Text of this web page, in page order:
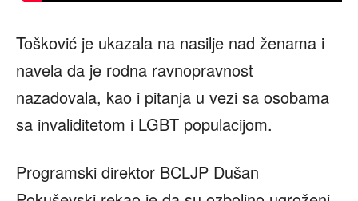
Tošković je ukazala na nasilje nad ženama i
navela da je rodna ravnopravnost
nazadovala, kao i pitanja u vezi sa osobama
sa invaliditetom i LGBT populacijom.
Programski direktor BCLJP Dušan